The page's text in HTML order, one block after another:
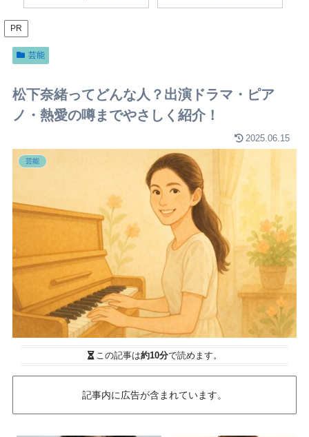
屋外でできる簡単＆効果的な
予防法とは？
ロフィールをわかりやすく整
PR
芸能
松下奈緒ってどんな人？出演ドラマ・ピア
ノ・熱愛の噂までやさしく紹介！
2025.06.15
芸能
この記事は約10分で読めます。
記事内に広告が含まれています。